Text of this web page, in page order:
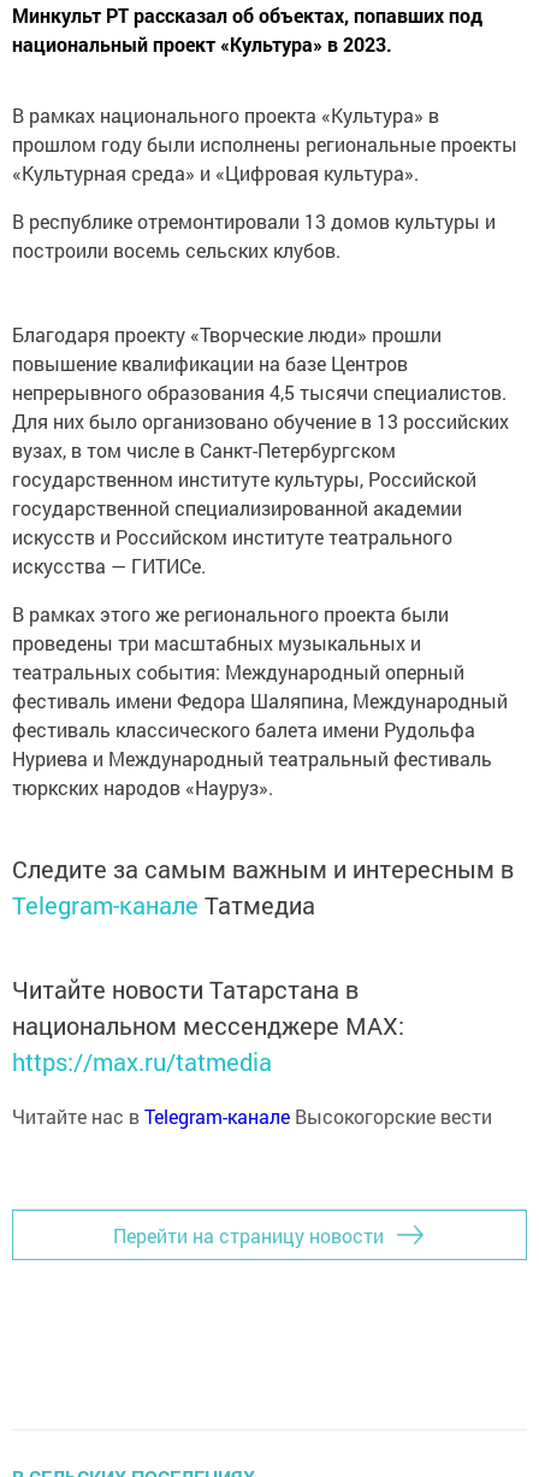
Минкульт РТ рассказал об объектах, попавших под
национальный проект «Культура» в 2023.
В рамках национального проекта «Культура» в
прошлом году были исполнены региональные проекты
«Культурная среда» и «Цифровая культура».
В республике отремонтировали 13 домов культуры и
построили восемь сельских клубов.
Благодаря проекту «Творческие люди» прошли
повышение квалификации на базе Центров
непрерывного образования 4,5 тысячи специалистов.
Для них было организовано обучение в 13 российских
вузах, в том числе в Санкт-Петербургском
государственном институте культуры, Российской
государственной специализированной академии
искусств и Российском институте театрального
искусства — ГИТИСе.
В рамках этого же регионального проекта были
проведены три масштабных музыкальных и
театральных события: Международный оперный
фестиваль имени Федора Шаляпина, Международный
фестиваль классического балета имени Рудольфа
Нуриева и Международный театральный фестиваль
тюркских народов «Науруз».
Следите за самым важным и интересным в
Telegram-канале Татмедиа
Читайте новости Татарстана в
национальном мессенджере MАХ:
https://max.ru/tatmedia
Читайте нас вTelegram-канале Высокогорские вести
Перейти на страницу новости